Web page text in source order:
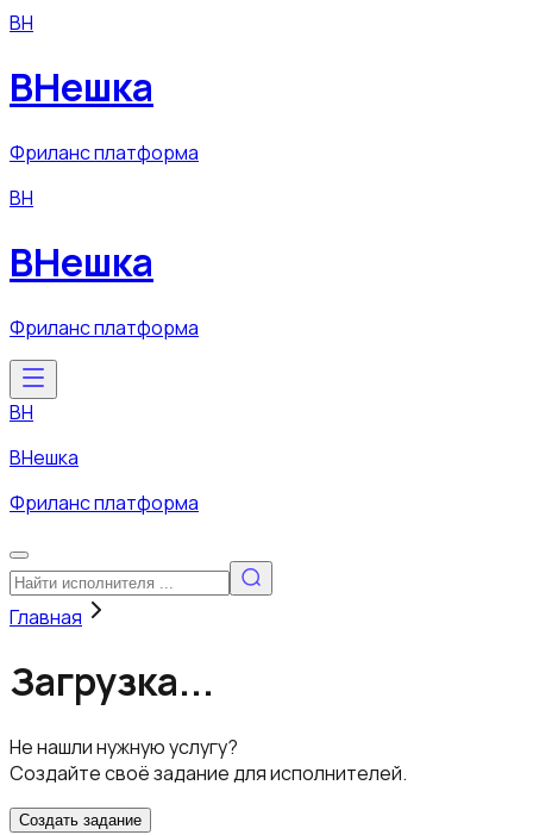
ВН
ВНешка
Фриланс платформа
ВН
ВНешка
Фриланс платформа
ВН
ВНешка
Фриланс платформа
Главная
Загрузка...
Не нашли нужную услугу?
Создайте своё задание для исполнителей.
Создать задание